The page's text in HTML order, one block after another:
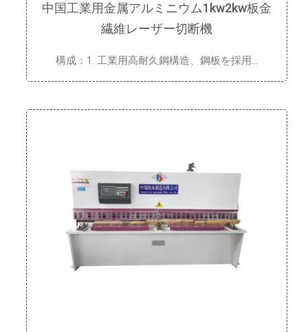
中国工業用金属アルミニウム1kw2kw板金
繊維レーザー切断機
構成：1. 工業用高耐久鋼構造、鋼板を採用…